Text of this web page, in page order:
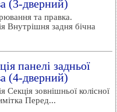
(3-дверний)
та правка.
Внутрішня задня бічна
панелі задньої
(4-дверний)
зовнішньої колісної
Перед...